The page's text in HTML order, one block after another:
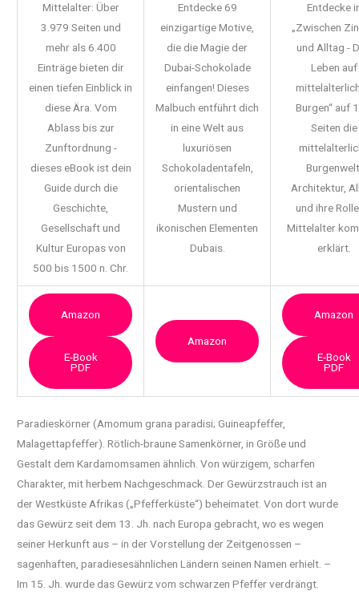
Mittelalter: Über
3.979 Seiten und
mehr als 6.400
Einträge bieten dir
einen tiefen Einblick in
diese Ära. Vom
Ablass bis zur
Zunftordnung -
dieses eBook ist dein
Guide durch die
Geschichte,
Gesellschaft und
Kultur Europas von
500 bis 1500 n. Chr.
Entdecke 69
einzigartige Motive,
die die Magie der
Dubai-Schokolade
einfangen! Dieses
Malbuch entführt dich
in eine Welt aus
luxuriösen
Schokoladentafeln,
orientalischen
Mustern und
ikonischen Elementen
Dubais.
Entdecke
„Zwischen
und Alltag -
Leben auf
Burgen“ auf
Seiten die
Architektur,
und ihre
Mittelalter
erklärt.
Amazon
E-Book
PDF
Amazon
Amazon
E-Book
PDF
Paradieskörner (Amomum grana paradisi; Guineapfeffer,
Malagettapfeffer). Rötlich-brauneSamenkörner, in Größe und
Gestalt dem Kardamomsamen ähnlich. Von würzigem, scharfen
Charakter, mit herbem Nachgeschmack. Der Gewürzstrauch ist an
der Westküste Afrikas („Pfefferküste“) beheimatet. Von dort wurde
das Gewürz seit dem 13. Jh. nach Europa gebracht, wo es wegen
seiner Herkunft aus – in der Vorstellung der Zeitgenossen –
sagenhaften, paradiesesähnlichen Ländern seinen Namen erhielt. –
Im 15. Jh. wurde das Gewürz vom schwarzen Pfeffer verdrängt.